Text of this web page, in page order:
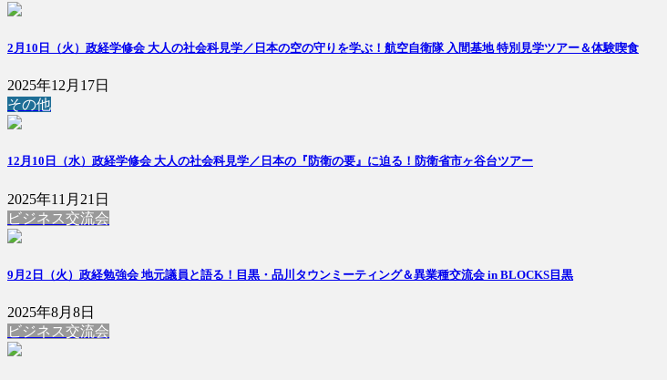
2月10日（火）政経学修会 大人の社会科見学／日本の空の守りを学ぶ！航空自衛隊 入間基地 特別見学ツアー＆体験喫食
2025年12月17日
その他
12月10日（水）政経学修会 大人の社会科見学／日本の『防衛の要』に迫る！防衛省市ヶ谷台ツアー
2025年11月21日
ビジネス交流会
9月2日（火）政経勉強会 地元議員と語る！目黒・品川タウンミーティング＆異業種交流会 in BLOCKS目黒
2025年8月8日
ビジネス交流会